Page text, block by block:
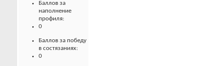
Баллов за
наполнение
профиля:
0
Баллов за победу
в состязаниях:
0